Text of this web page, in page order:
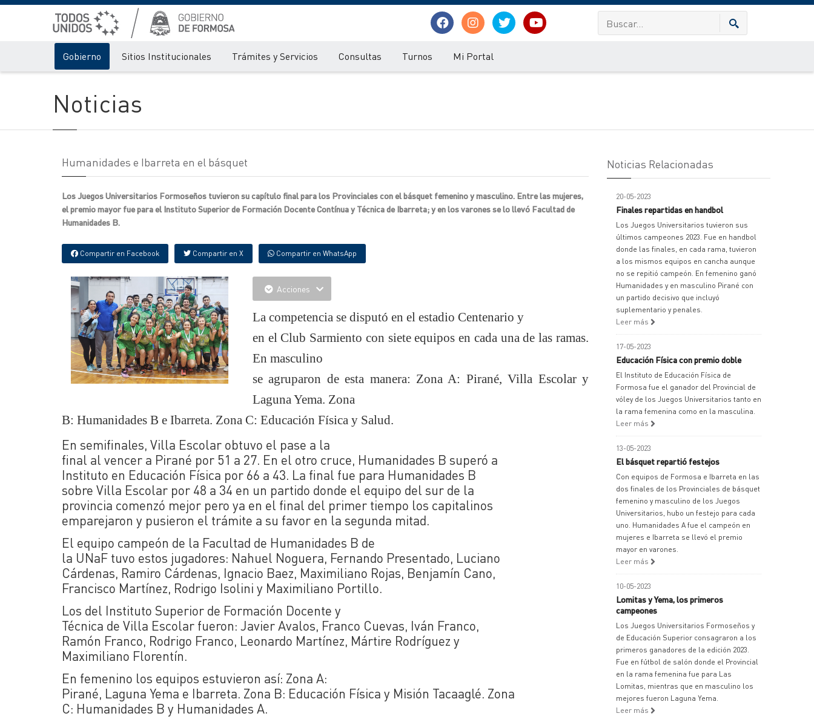
Gobierno Sitios Institucionales Trámites y Servicios Consultas Turnos Mi Portal
Noticias
Humanidades e Ibarreta en el básquet
Los Juegos Universitarios Formoseños tuvieron su capítulo final para los Provinciales con el básquet femenino y masculino. Entre las mujeres,
el premio mayor fue para el Instituto Superior de Formación Docente Contínua y Técnica de Ibarreta; y en los varones se lo llevó Facultad de
Humanidades B.
Compartir en Facebook Compartir en X Compartir en WhatsApp
Acciones
La competencia se disputó en el estadio Centenario y
en el Club Sarmiento con siete equipos en cada una de las ramas.
En masculino
se agruparon de esta manera: Zona A: Pirané, Villa Escolar y
Laguna Yema. Zona
B: Humanidades B e Ibarreta. Zona C: Educación Física y Salud.
En semifinales, Villa Escolar obtuvo el pase a la
final al vencer a Pirané por 51 a 27. En el otro cruce, Humanidades B superó a
Instituto en Educación Física por 66 a 43. La final fue para Humanidades B
sobre Villa Escolar por 48 a 34 en un partido donde el equipo del sur de la
provincia comenzó mejor pero ya en el final del primer tiempo los capitalinos
emparejaron y pusieron el trámite a su favor en la segunda mitad.
El equipo campeón de la Facultad de Humanidades B de
la UNaF tuvo estos jugadores: Nahuel Noguera, Fernando Presentado, Luciano
Cárdenas, Ramiro Cárdenas, Ignacio Baez, Maximiliano Rojas, Benjamín Cano,
Francisco Martínez, Rodrigo Isolini y Maximiliano Portillo.
Los del Instituto Superior de Formación Docente y
Técnica de Villa Escolar fueron: Javier Avalos, Franco Cuevas, Iván Franco,
Ramón Franco, Rodrigo Franco, Leonardo Martínez, Mártire Rodríguez y
Maximiliano Florentín.
En femenino los equipos estuvieron así: Zona A:
Pirané, Laguna Yema e Ibarreta. Zona B: Educación Física y Misión Tacaaglé. Zona
C: Humanidades B y Humanidades A.
Noticias Relacionadas
20-05-2023
Finales repartidas en handbol
Los Juegos Universitarios tuvieron sus
últimos campeones 2023. Fue en handbol
donde las finales, en cada rama, tuvieron
a los mismos equipos en cancha aunque
no se repitió campeón. En femenino ganó
Humanidades y en masculino Pirané con
un partido decisivo que incluyó
suplementario y penales.
Leer más
17-05-2023
Educación Física con premio doble
El Instituto de Educación Física de
Formosa fue el ganador del Provincial de
vóley de los Juegos Universitarios tanto en
la rama femenina como en la masculina.
Leer más
13-05-2023
El básquet repartió festejos
Con equipos de Formosa e Ibarreta en las
dos finales de los Provinciales de básquet
femenino y masculino de los Juegos
Universitarios, hubo un festejo para cada
uno. Humanidades A fue el campeón en
mujeres e Ibarreta se llevó el premio
mayor en varones.
Leer más
10-05-2023
Lomitas y Yema, los primeros
campeones
Los Juegos Universitarios Formoseños y
de Educación Superior consagraron a los
primeros ganadores de la edición 2023.
Fue en fútbol de salón donde el Provincial
en la rama femenina fue para Las
Lomitas, mientras que en masculino los
mejores fueron Laguna Yema.
Leer más